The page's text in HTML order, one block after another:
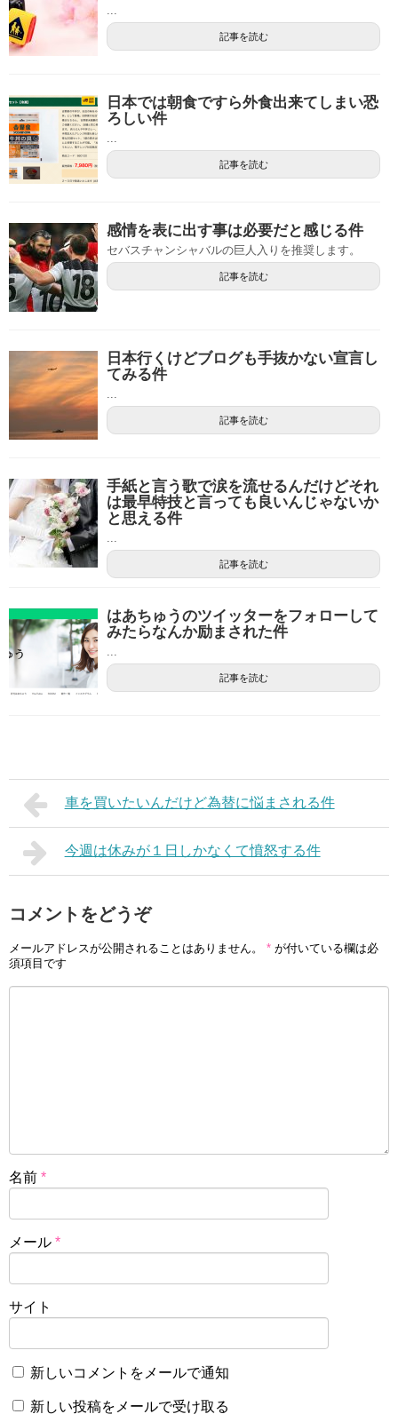
記事を読む
日本では朝食ですら外食出来てしまい恐
ろしい件
記事を読む
感情を表に出す事は必要だと感じる件
セバスチャンシャバルの巨人入りを推奨します。
記事を読む
日本行くけどブログも手抜かない宣言し
てみる件
記事を読む
手紙と言う歌で涙を流せるんだけどそれ
は最早特技と言っても良いんじゃないか
と思える件
記事を読む
はあちゅうのツイッターをフォローして
みたらなんか励まされた件
記事を読む
車を買いたいんだけど為替に悩まされる件
今週は休みが１日しかなくて憤怒する件
コメントをどうぞ
メールアドレスが公開されることはありません。 * が付いている欄は必
須項目です
名前 *
メール *
サイト
新しいコメントをメールで通知
新しい投稿をメールで受け取る